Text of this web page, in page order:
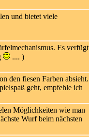
und bietet viele
Es verfügt
.... )
den fiesen Farben absieht.
geht, empfehle ich
Möglichkeiten wie man
Wurf beim nächsten